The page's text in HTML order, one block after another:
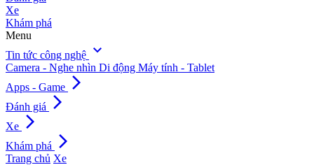
Xe
Khám phá
Menu
Tin tức công nghệ expand_more
Camera - Nghe nhìn Di động Máy tính - Tablet
Apps - Game arrow_forward_ios
Đánh giá arrow_forward_ios
Xe arrow_forward_ios
Khám phá arrow_forward_ios
Trang chủ Xe